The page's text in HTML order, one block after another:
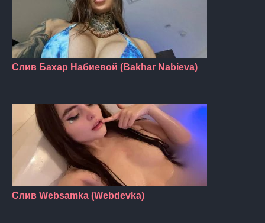
Слив Бахар Набиевой (Bakhar Nabieva)
Слив Websamka (Webdevka)